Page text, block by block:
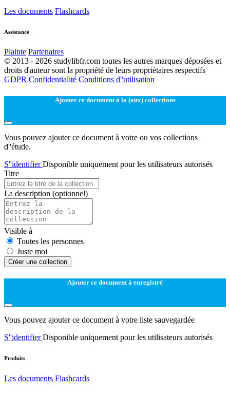
Les documents Flashcards
Assistance
Plainte Partenaires
© 2013 - 2026 studylibfr.com toutes les autres marques déposées et
droits d'auteur sont la propriété de leurs propriétaires respectifs
GDPR Confidentialité Conditions d''utilisation
Ajouter ce document à la (aux) collections
Vous pouvez ajouter ce document à votre ou vos collections
d''étude.
S''identifierDisponible uniquement pour les utilisateurs autorisés
Titre
La description (optionnel)
Visible à
Toutes les personnes
Juste moi
Créer une collection
Ajouter ce document à enregistré
Vous pouvez ajouter ce document à votre liste sauvegardée
S''identifierDisponible uniquement pour les utilisateurs autorisés
Produits
Les documents Flashcards